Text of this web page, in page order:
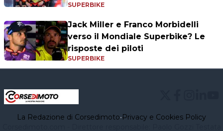
SUPERBIKE
Jack Miller e Franco Morbidelli
verso il Mondiale Superbike? Le
risposte dei piloti
SUPERBIKE
La Redazione di Corsedimoto•Privacy e Cookies Policy